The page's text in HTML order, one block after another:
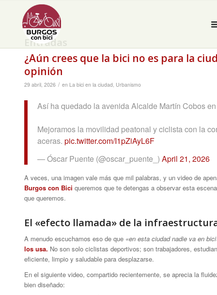
Entradas
¿Aún crees que la bici no es para la
opinión
29 abril, 2026 / en La bici en la ciudad, Urbanismo
Así ha quedado la avenida Alcalde Martín Cobos
Mejoramos la movilidad peatonal y ciclista con la
aceras. pic.twitter.com/I1pZiAyL6F
— Óscar Puente (@oscar_puente_) April 21, 2026
A veces, una imagen vale más que mil palabras, y un video de
Burgos con Bici queremos que te detengas a observar esta
que queremos.
El «efecto llamada» de la
A menudo escuchamos eso de que «en esta ciudad nadie va en
los usa. No son solo ciclistas deportivos; son trabajadores,
eficiente, limpio y saludable para desplazarse.
En el siguiente video, compartido recientemente, se aprecia la
bien diseñado: